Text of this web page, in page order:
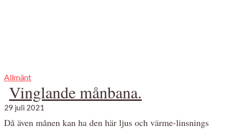
Allmänt
Vinglande månbana.
29 juli 2021
Då även månen kan ha den här ljus och värme-linsnings